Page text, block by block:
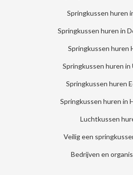
Springkussen huren
Springkussen huren in
Springkussen huren
Springkussen huren
Springkussen huren
Springkussen huren in
Luchtkussen
Veilig een
Bedrijven en